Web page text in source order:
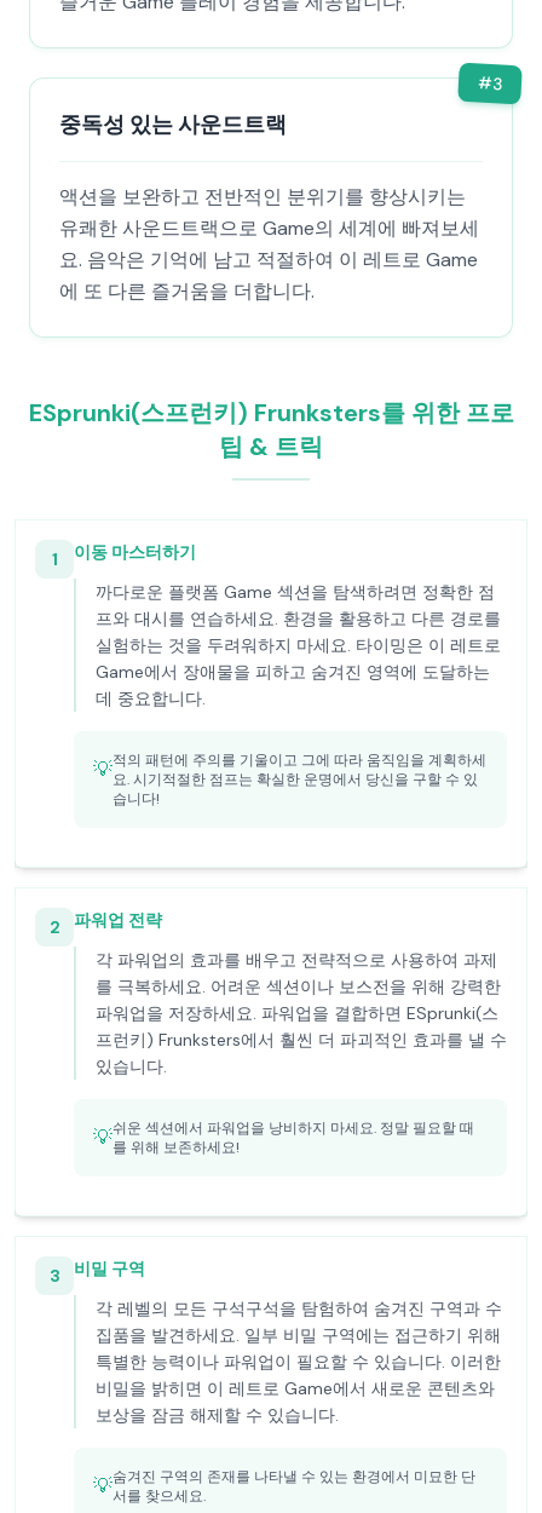
#3
중독성 있는 사운드트랙
액션을 보완하고 전반적인 분위기를 향상시키는
유쾌한 사운드트랙으로 Game의 세계에 빠져보세
요. 음악은 기억에 남고 적절하여 이 레트로 Game
에 또 다른 즐거움을 더합니다.
ESprunki(스프런키) Frunksters를 위한 프로
팁 & 트릭
1
이동 마스터하기
까다로운 플랫폼 Game 섹션을 탐색하려면 정확한 점
프와 대시를 연습하세요. 환경을 활용하고 다른 경로를
실험하는 것을 두려워하지 마세요. 타이밍은 이 레트로
Game에서 장애물을 피하고 숨겨진 영역에 도달하는
데 중요합니다.
💡적의 패턴에 주의를 기울이고 그에 따라 움직임을 계획하세
요. 시기적절한 점프는 확실한 운명에서 당신을 구할 수 있
습니다!
2
파워업 전략
각 파워업의 효과를 배우고 전략적으로 사용하여 과제
를 극복하세요. 어려운 섹션이나 보스전을 위해 강력한
파워업을 저장하세요. 파워업을 결합하면 ESprunki(스
프런키) Frunksters에서 훨씬 더 파괴적인 효과를 낼 수
있습니다.
💡쉬운 섹션에서 파워업을 낭비하지 마세요. 정말 필요할 때
를 위해 보존하세요!
3
비밀 구역
각 레벨의 모든 구석구석을 탐험하여 숨겨진 구역과 수
집품을 발견하세요. 일부 비밀 구역에는 접근하기 위해
특별한 능력이나 파워업이 필요할 수 있습니다. 이러한
비밀을 밝히면 이 레트로 Game에서 새로운 콘텐츠와
보상을 잠금 해제할 수 있습니다.
💡숨겨진 구역의 존재를 나타낼 수 있는 환경에서 미묘한 단
서를 찾으세요.